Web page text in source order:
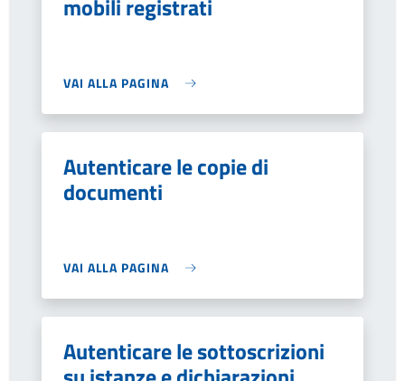
mobili registrati
VAI ALLA PAGINA
Autenticare le copie di
documenti
VAI ALLA PAGINA
Autenticare le sottoscrizioni